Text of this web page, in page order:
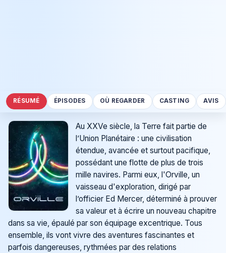
RÉSUMÉ ÉPISODES OÙ REGARDER CASTING AVIS
Au XXVe siècle, la Terre fait partie de
l’Union Planétaire : une civilisation
étendue, avancée et surtout pacifique,
possédant une flotte de plus de trois
mille navires. Parmi eux, l'Orville, un
vaisseau d'exploration, dirigé par
l’officier Ed Mercer, déterminé à prouver
sa valeur et à écrire un nouveau chapitre
dans sa vie, épaulé par son équipage excentrique. Tous
ensemble, ils vont vivre des aventures fascinantes et
parfois dangereuses, rythmées par des relations